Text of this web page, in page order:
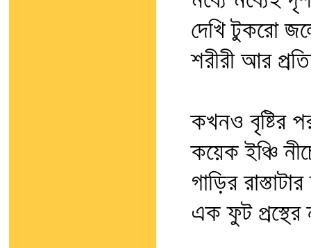
দেখি টুকরো
শরীরী আর
কখনও বৃষ্টির
কয়েক ইঞ্চি
গাড়ির
এক ফুট